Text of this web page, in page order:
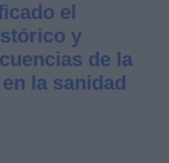
el
y
de la
la sanidad